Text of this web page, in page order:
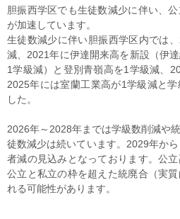
胆振西学区でも生徒数減少に伴い、
が加速しています。
生徒数減少に伴い胆振西学区内では
減、2021年に伊達開来高を新設（伊
1学級減）と登別青嶺高を1学級減、
2025年には室蘭工業高が1学級減と
した。
2026年～2028年までは学級数削減や
徒数減少は続いています。2029年か
者減の見込みとなっております。公
公立と私立の枠を超えた統廃合（実
れる可能性があります。